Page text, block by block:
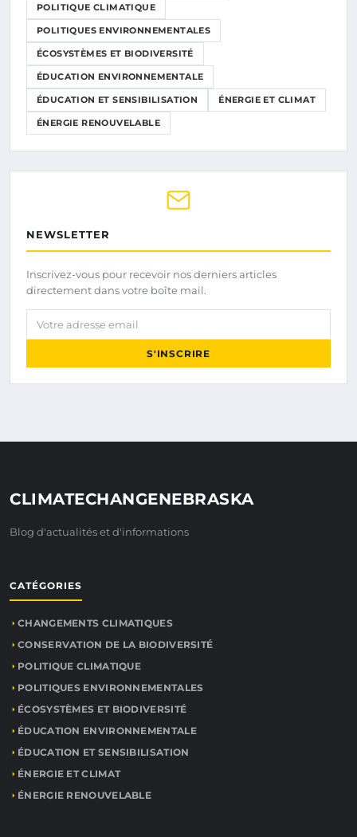
POLITIQUE CLIMATIQUE
POLITIQUES ENVIRONNEMENTALES
ÉCOSYSTÈMES ET BIODIVERSITÉ
ÉDUCATION ENVIRONNEMENTALE
ÉDUCATION ET SENSIBILISATION ÉNERGIE ET CLIMAT
ÉNERGIE RENOUVELABLE
NEWSLETTER
Inscrivez-vous pour recevoir nos derniers articles
directement dans votre boîte mail.
Votre adresse email
S'INSCRIRE
CLIMATECHANGENEBRASKA
Blog d'actualités et d'informations
CATÉGORIES
CHANGEMENTS CLIMATIQUES
CONSERVATION DE LA BIODIVERSITÉ
POLITIQUE CLIMATIQUE
POLITIQUES ENVIRONNEMENTALES
ÉCOSYSTÈMES ET BIODIVERSITÉ
ÉDUCATION ENVIRONNEMENTALE
ÉDUCATION ET SENSIBILISATION
ÉNERGIE ET CLIMAT
ÉNERGIE RENOUVELABLE